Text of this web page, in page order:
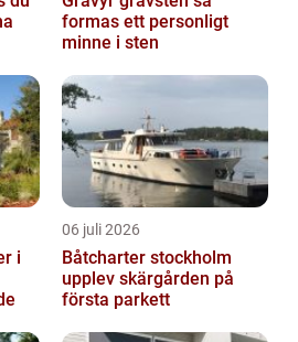
formas ett personligt
minne i sten
i
06 juli 2026
Båtcharter stockholm
upplev skärgården på
första parkett